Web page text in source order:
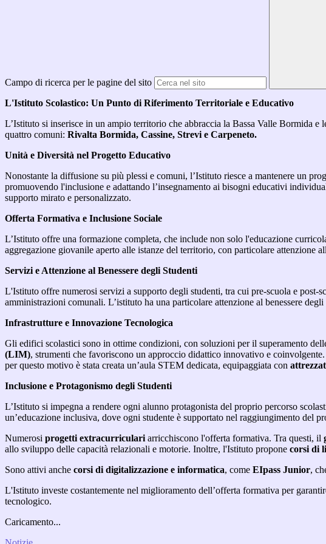
Campo di ricerca per le pagine del sito
L'Istituto Scolastico: Un Punto di Riferimento Territoriale e Educativo
L’Istituto si inserisce in un ampio territorio che abbraccia la Bassa Valle Bormida
quattro comuni: Rivalta Bormida, Cassine, Strevi e Carpeneto.
Unità e Diversità nel Progetto Educativo
Nonostante la diffusione su più plessi e comuni, l’Istituto riesce a mantenere un
promuovendo l'inclusione e adattando l’insegnamento ai bisogni educativi
supporto mirato e personalizzato.
Offerta Formativa e Inclusione Sociale
L’Istituto offre una formazione completa, che include non solo l'educazione
aggregazione giovanile aperto alle istanze del territorio, con particolare attenzione
Servizi e Attenzione al Benessere degli Studenti
L'Istituto offre numerosi servizi a supporto degli studenti, tra cui pre-scuola e post-
amministrazioni comunali. L’istituto ha una particolare attenzione al benessere
Infrastrutture e Innovazione Tecnologica
Gli edifici scolastici sono in ottime condizioni, con soluzioni per il superamento
(LIM), strumenti che favoriscono un approccio didattico innovativo e
per questo motivo è stata creata un’aula STEM dedicata, equipaggiata con
Inclusione e Protagonismo degli Studenti
L’Istituto si impegna a rendere ogni alunno protagonista del proprio percorso
un’educazione inclusiva, dove ogni studente è supportato nel raggiungimento del
Numerosi progetti extracurriculari arricchiscono l'offerta formativa. Tra questi, il
allo sviluppo delle capacità relazionali e motorie. Inoltre, l'Istituto propone corsi di
Sono attivi anche corsi di digitalizzazione e informatica, come EIpass Junior,
L'Istituto investe costantemente nel miglioramento dell’offerta formativa per
tecnologico.
Caricamento...